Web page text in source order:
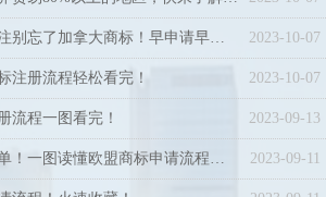
2023-10-07
北美卖家注意！防抢注别忘了加拿大商标！早申请早下证！
2023-10-07
注册流程轻松看完！
2023-09-13
流程一图看完！
2023-09-11
原来商标申请这么简单！一图读懂欧盟商标申请流程！赶紧收藏！